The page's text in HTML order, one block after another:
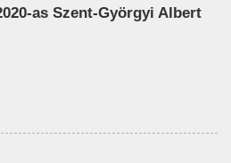
as Szent-Györgyi Albert